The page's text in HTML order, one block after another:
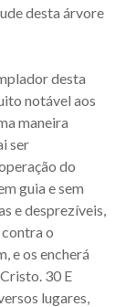
desta árvore
desta
notável aos
maneira
ser
do
guia e sem
e desprezíveis,
contra o
e os encherá
30 E
lugares,